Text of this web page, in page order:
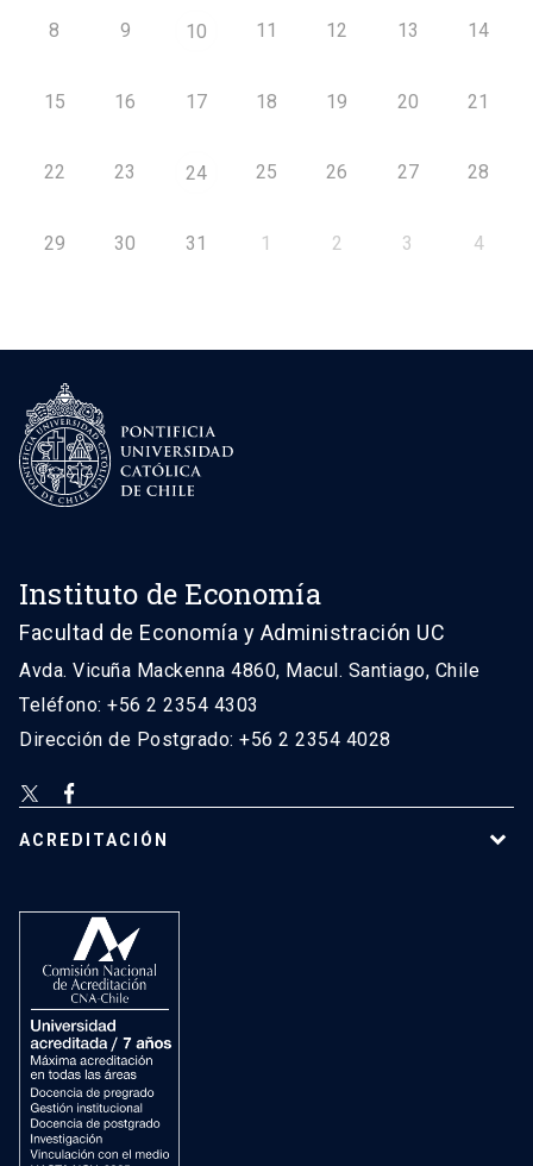
8 9 10 11 12 13 14
15 16 17 18 19 20 21
22 23 24 25 26 27 28
29 30 31 1 2 3 4
Instituto de Economía
Facultad de Economía y Administración UC
Avda. Vicuña Mackenna 4860, Macul. Santiago, Chile
Teléfono: +56 2 2354 4303
Dirección de Postgrado: +56 2 2354 4028
ACREDITACIÓN